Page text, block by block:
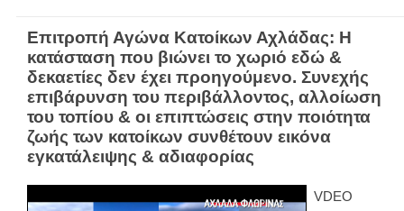
Επιτροπή Αγώνα Κατοίκων Αχλάδας: Η
κατάσταση που βιώνει το χωριό εδώ &
δεκαετίες δεν έχει προηγούμενο. Συνεχής
επιβάρυνση του περιβάλλοντος, αλλοίωση
του τοπίου & οι επιπτώσεις στην ποιότητα
ζωής των κατοίκων συνθέτουν εικόνα
εγκατάλειψης & αδιαφορίας
VDEO